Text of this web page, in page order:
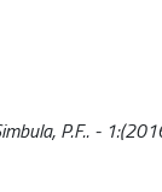
P.F.. -